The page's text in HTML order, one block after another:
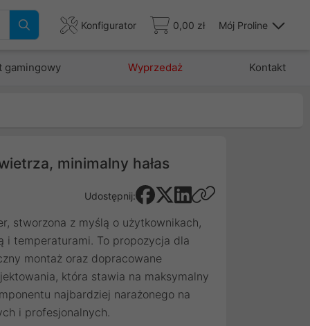
Konfigurator 0,00 zł Mój Proline
gamingowy Wyprzedaż Kontakt
minimalny hałas
Udostępnij:
stworzona z myślą o użytkownikach,
temperaturami. To propozycja dla
montaż oraz dopracowane
która stawia na maksymalny
najbardziej narażonego na
i profesjonalnych.